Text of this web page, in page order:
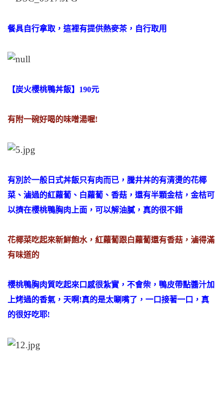
餐具自行拿取，這裡有提供熱麥茶，自行取用
【炭火櫻桃鴨丼飯】190元
有附一碗好喝的味噌湯喔!
有別於一般日式丼飯只有肉而已，騰井丼的有清燙的花椰
菜、滷過的紅蘿蔔、白蘿蔔、香菇，還有半顆金桔，金桔可
以擠在櫻桃鴨胸肉上面，可以解油膩，真的很不錯
花椰菜吃起來新鮮飽水，紅蘿蔔跟白蘿蔔還有香菇，滷得滿
有味道的
櫻桃鴨胸肉質吃起來口感很紮實，不會柴，鴨皮帶點醬汁加
上烤過的香氣，天啊!真的是太唰嘴了，一口接著一口，真
的很好吃耶!